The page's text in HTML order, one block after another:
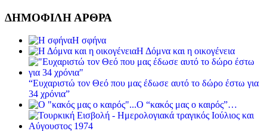
ΔΗΜΟΦΙΛΗ ΑΡΘΡΑ
Η σφήνα
Η Δόμνα και η οικογένεια
“Ευχαριστώ τον Θεό που μας έδωσε αυτό το δώρο έστω για
34 χρόνια”
Ο “κακός μας ο καιρός”…